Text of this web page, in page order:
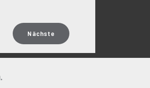
Nächste